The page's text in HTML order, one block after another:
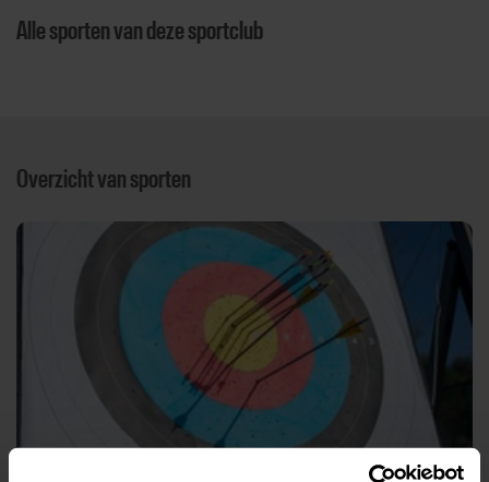
Alle sporten van deze sportclub
Overzicht van sporten